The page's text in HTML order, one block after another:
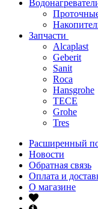
Запчасти
Alcaplast
Geberit
Sanit
Roca
Hansgrohe
TECE
Grohe
Tres
Расширенный
Новости
Обратная связь
Оплата и
О магазине